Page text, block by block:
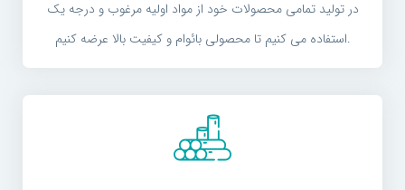
در تولید تمامی محصولات خود از مواد اولیه مرغوب و درجه یک
استفاده می کنیم تا محصولی بائوام و کیفیت بالا عرضه کنیم.